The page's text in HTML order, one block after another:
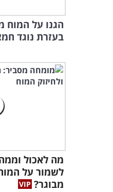
הגנו על המוח
בעזרת נוגד
מה לאכול
לשמור על המוח
מבוגר?